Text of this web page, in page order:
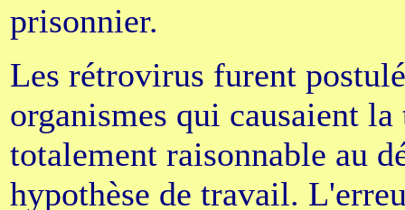
prisonnier.
Les rétrovirus furent
organismes qui causaient
totalement raisonnable au
hypothèse de travail.